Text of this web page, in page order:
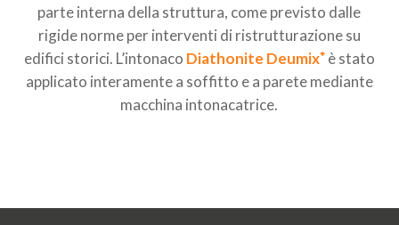
parte interna della struttura, come previsto dalle
rigide norme per interventi di ristrutturazione su
edifici storici. L’intonaco Diathonite Deumix⁺è stato
applicato interamente a soffitto e a parete mediante
macchina intonacatrice.